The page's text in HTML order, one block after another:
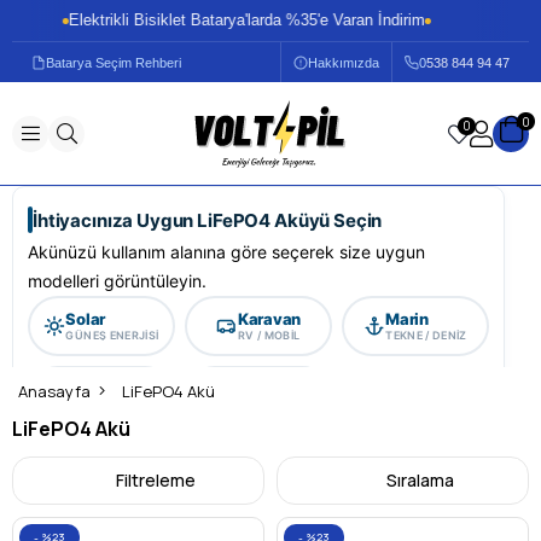
Elektrikli Bisiklet Batarya'larda %35'e Varan İndirim
Batarya Seçim Rehberi Hakkımızda 0538 844 94 47
0 0
İhtiyacınıza Uygun LiFePO4 Aküyü Seçin
Akünüzü kullanım alanına göre seçerek size uygun
modelleri görüntüleyin.
Solar
GÜNEŞ ENERJISI
Karavan
RV / MOBIL
Marin
TEKNE / DENIZ
Forklift
LiFePO4 Akü
LiFePO4 Akü: Jel Akülerin Ötesinde Yeni Nesil
Anasayfa LiFePO4 Akü
LiFePO4 Akü
Filtreleme Sıralama
%23 %23